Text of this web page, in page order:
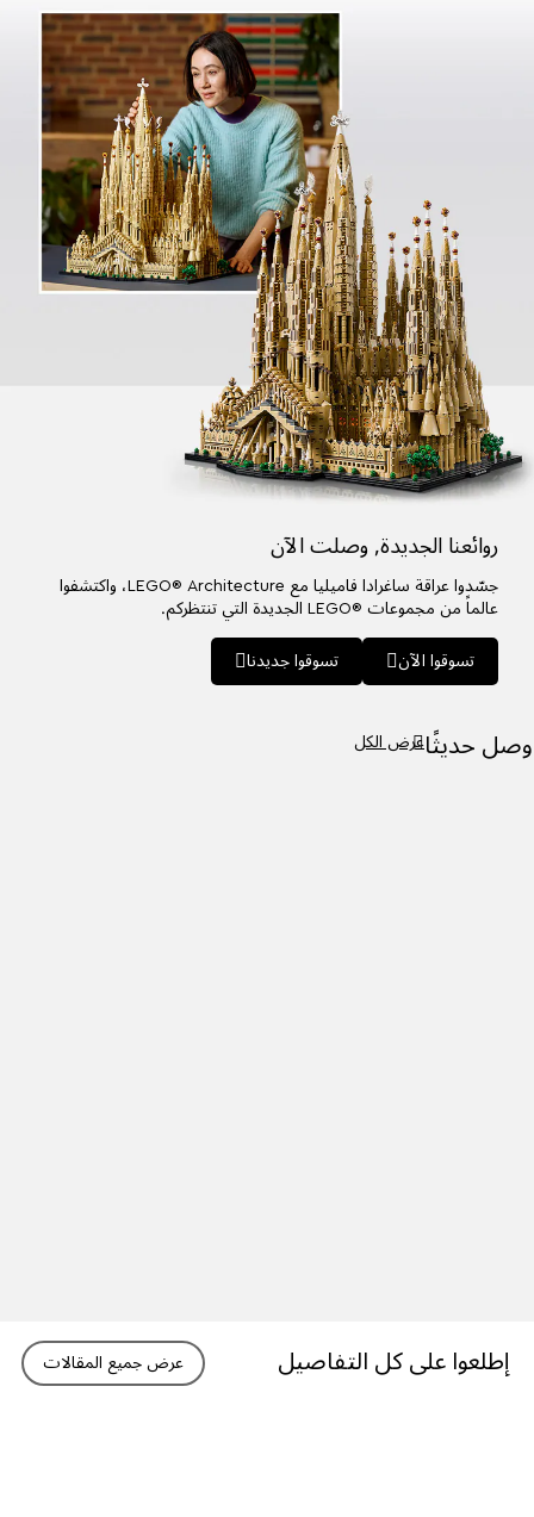
روائعنا الجديدة,وصلت الآن
جسّدوا عراقة ساغرادا فاميليا مع LEGO® Architecture، واكتشفوا
عالماً من مجموعات ®LEGO الجديدة التي تنتظركم.
تسوقوا الآن
تسوقوا جديدنا
حديثًاعرض الكل
إطلعوا على كل التفاصيل عرض جميع المقالات